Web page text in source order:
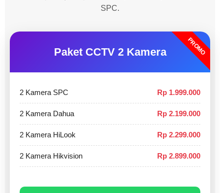
SPC.
PROMO
Paket CCTV 2 Kamera
2 Kamera SPC Rp 1.999.000
2 Kamera Dahua Rp 2.199.000
2 Kamera HiLook Rp 2.299.000
2 Kamera Hikvision Rp 2.899.000